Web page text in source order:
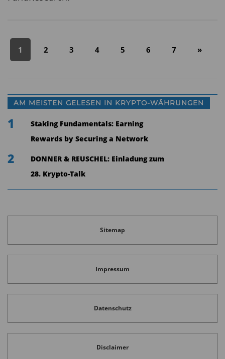
1 2 3 4 5 6 7 »
AM MEISTEN GELESEN IN KRYPTO-WÄHRUNGEN
1
Staking Fundamentals: Earning
Rewards by Securing a Network
2
DONNER & REUSCHEL: Einladung zum
28. Krypto-Talk
Sitemap
Impressum
Datenschutz
Disclaimer